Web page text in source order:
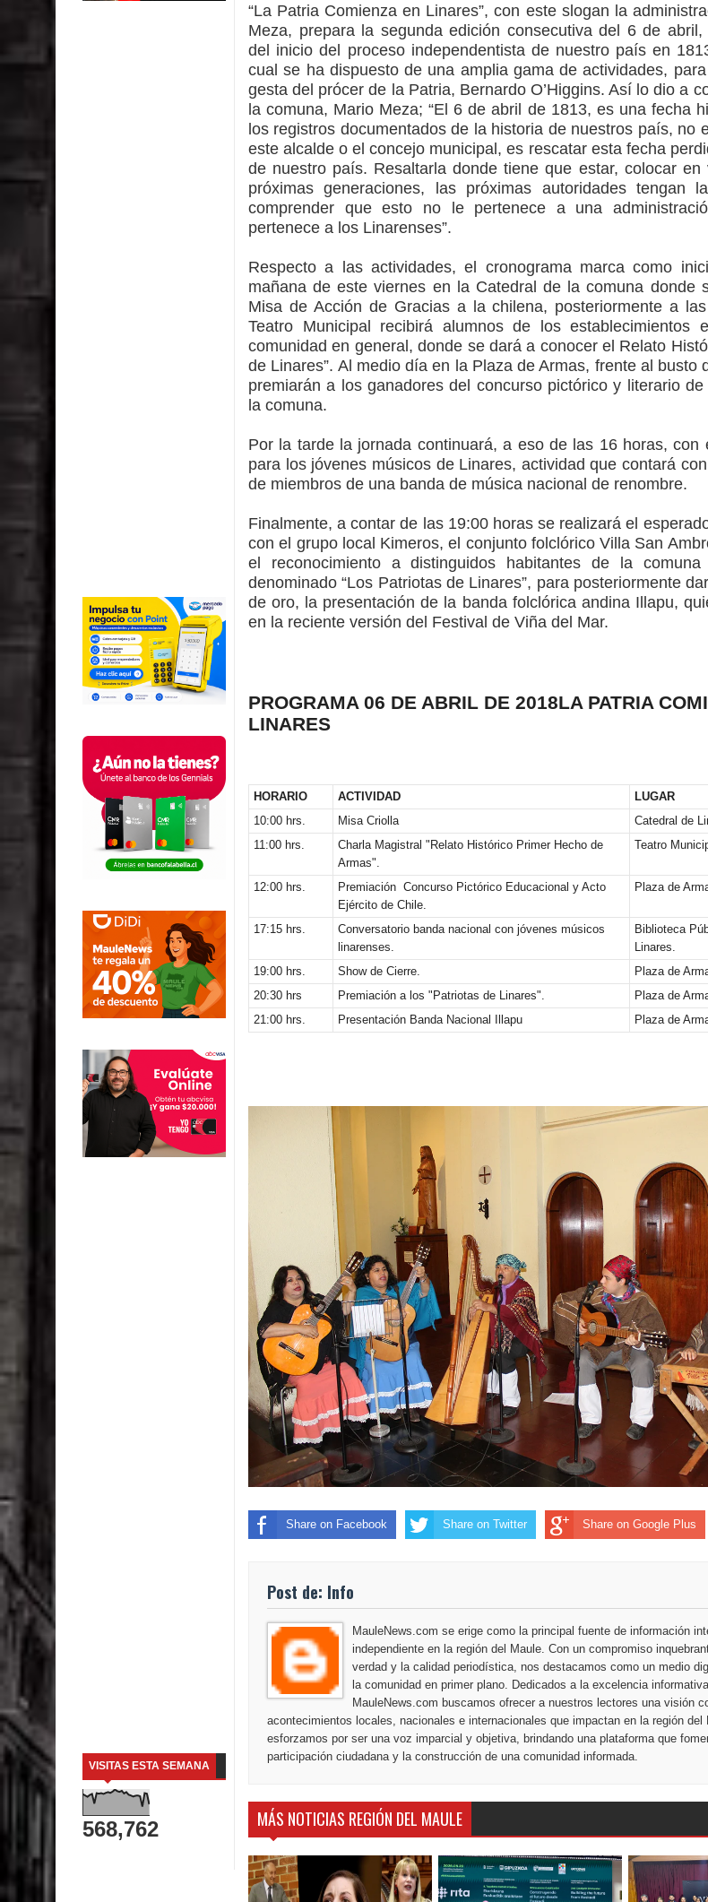
Municipalidad de Curicó inició proceso de vacunación escolar
VISITAS ESTA SEMANA
568,762
“La Patria Comienza en Linares”, con este slogan la
Meza, prepara la segunda edición consecutiva del 6 de abril,
del inicio del proceso independentista de nuestro país en
cual se ha dispuesto de una amplia gama de actividades,
gesta del prócer de la Patria, Bernardo O’Higgins. Así lo dio a
la comuna, Mario Meza; “El 6 de abril de 1813, es una fecha
los registros documentados de la historia de nuestros país, no
este alcalde o el concejo municipal, es rescatar esta fecha
de nuestro país. Resaltarla donde tiene que estar, colocar en
próximas generaciones, las próximas autoridades tengan
comprender que esto no le pertenece a una
pertenece a los Linarenses”.
Respecto a las actividades, el cronograma marca como
mañana de este viernes en la Catedral de la comuna donde
Misa de Acción de Gracias a la chilena, posteriormente a
Teatro Municipal recibirá alumnos de los establecimientos
comunidad en general, donde se dará a conocer el Relato
de Linares”. Al medio día en la Plaza de Armas, frente al busto
premiarán a los ganadores del concurso pictórico y literario
la comuna.
Por la tarde la jornada continuará, a eso de las 16 horas, con
para los jóvenes músicos de Linares, actividad que contará
de miembros de una banda de música nacional de renombre.
Finalmente, a contar de las 19:00 horas se realizará el
con el grupo local Kimeros, el conjunto folclórico Villa San
el reconocimiento a distinguidos habitantes de la
denominado “Los Patriotas de Linares”, para posteriormente
de oro, la presentación de la banda folclórica andina Illapu,
en la reciente versión del Festival de Viña del Mar.
PROGRAMA 06 DE ABRIL DE 2018LA PATRIA
LINARES
HORARIO ACTIVIDAD
LUGAR
10:00 hrs.
Misa Criolla
Catedral de
11:00 hrs.
Charla Magistral "Relato Histórico Primer Hecho de
Armas".
Teatro
12:00 hrs.
Premiación Concurso Pictórico Educacional y Acto
Ejército de Chile.
Plaza de
17:15 hrs.
Conversatorio banda nacional con jóvenes músicos
linarenses.
Biblioteca
Linares.
19:00 hrs.
Show de Cierre.
Plaza de
20:30 hrs
Premiación a los "Patriotas de Linares".
Plaza de
21:00 hrs.
Presentación Banda Nacional Illapu Plaza de
Share on Facebook Share on Twitter Share on Google Plus
Post de: Info
MauleNews.com se erige como la principal fuente de información
independiente en la región del Maule. Con un compromiso
verdad y la calidad periodística, nos destacamos como un medio
la comunidad en primer plano. Dedicados a la excelencia
MauleNews.com buscamos ofrecer a nuestros lectores una visión
acontecimientos locales, nacionales e internacionales que impactan en la región del
esforzamos por ser una voz imparcial y objetiva, brindando una plataforma que
participación ciudadana y la construcción de una comunidad informada.
MÁS NOTICIAS REGIÓN DEL MAULE